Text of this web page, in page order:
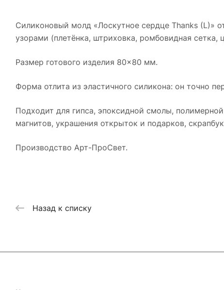
Силиконовый молд «Лоскутное сердце Thanks (L)»
узорами (плетёнка, штриховка, ромбовидная
Размер готового изделия 80×80 мм.
Форма отлита из эластичного силикона: он точно
Подходит для гипса, эпоксидной смолы,
магнитов, украшения открыток и подарков,
Производство Арт-ПроСвет.
Назад к списку